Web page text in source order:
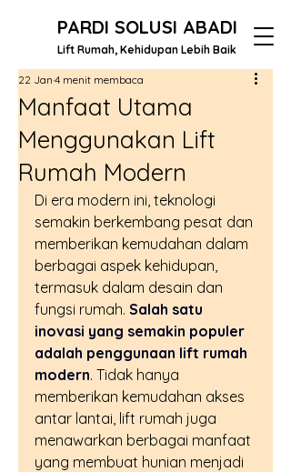
PARDI SOLUSI ABADI
Lift Rumah, Kehidupan Lebih Baik
Manfaat Utama
Menggunakan Lift
Rumah Modern
22 Jan 4 menit membaca
Di era modern ini, teknologi
semakin berkembang pesat dan
memberikan kemudahan dalam
berbagai aspek kehidupan,
termasuk dalam desain dan
fungsi rumah. Salah satu
inovasi yang semakin populer
adalah penggunaan lift rumah
modern. Tidak hanya
memberikan kemudahan akses
antar lantai, lift rumah juga
menawarkan berbagai manfaat
yang membuat hunian menjadi